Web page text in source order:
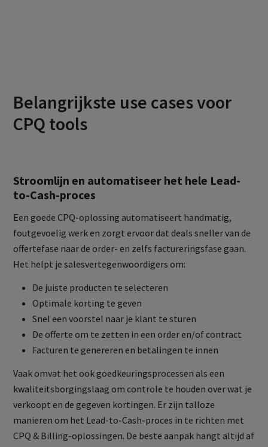
Belangrijkste use cases voor
CPQ tools
Stroomlijn en automatiseer het hele Lead-
to-Cash-proces
Een goede CPQ-oplossing automatiseert handmatig,
foutgevoelig werk en zorgt ervoor dat deals sneller van de
offertefase naar de order- en zelfs factureringsfase gaan.
Het helpt je salesvertegenwoordigers om:
De juiste producten te selecteren
Optimale korting te geven
Snel een voorstel naar je klant te sturen
De offerte om te zetten in een order en/of contract
Facturen te genereren en betalingen te innen
Vaak omvat het ook goedkeuringsprocessen als een
kwaliteitsborgingslaag om controle te houden over wat je
verkoopt en de gegeven kortingen. Er zijn talloze
manieren om het Lead-to-Cash-proces in te richten met
CPQ & Billing-oplossingen. De beste aanpak hangt altijd af